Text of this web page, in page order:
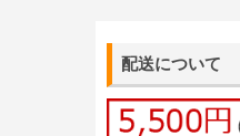
配送について